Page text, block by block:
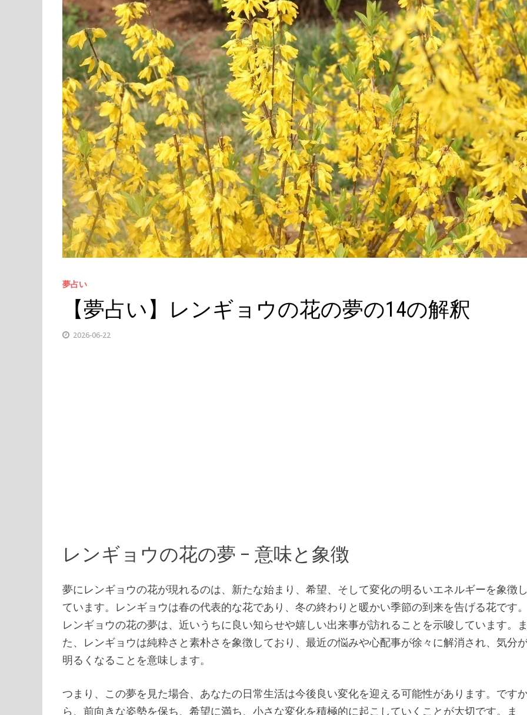
夢占い
【夢占い】レンギョウの花の夢の14の解釈
2026-06-22
レンギョウの花の夢 – 意味と象徴
夢にレンギョウの花が現れるのは、新たな始まり、希望、そして変化の明るいエネルギーを象徴
ています。レンギョウは春の代表的な花であり、冬の終わりと暖かい季節の到来を告げる花です
レンギョウの花の夢は、近いうちに良い知らせや嬉しい出来事が訪れることを示唆しています。
た、レンギョウは純粋さと素朴さを象徴しており、最近の悩みや心配事が徐々に解消され、気分
明るくなることを意味します。
つまり、この夢を見た場合、あなたの日常生活は今後良い変化を迎える可能性があります。です
ら、前向きな姿勢を保ち、希望に満ち、小さな変化を積極的に起こしていくことが大切です。ま